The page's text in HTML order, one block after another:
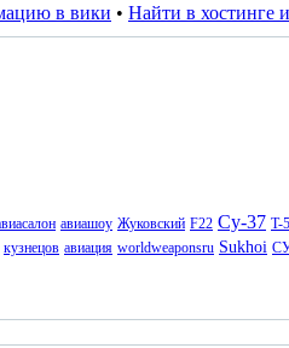
в вики • Найти в хостинге
авиашоу Жуковский F22 Су-37 T-
кузнецов авиация worldweaponsru Sukhoi